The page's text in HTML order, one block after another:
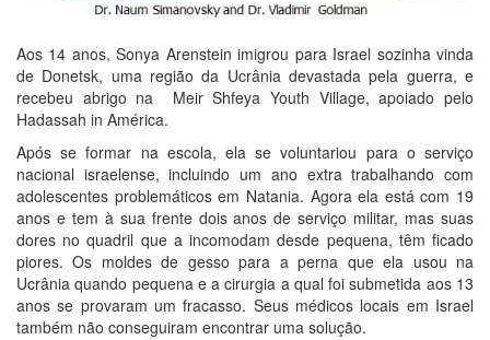
Aos 14 anos, Sonya Arenstein imigrou para Israel sozinha vinda
de Donetsk, uma região da Ucrânia devastada pela guerra, e
recebeu abrigo na Meir Shfeya Youth Village, apoiado pelo
Hadassah in América.
Após se formar na escola, ela se voluntariou para o serviço
nacional israelense, incluindo um ano extra trabalhando com
adolescentes problemáticos em Natania. Agora ela está com 19
anos e tem à sua frente dois anos de serviço militar, mas suas
dores no quadril que a incomodam desde pequena, têm ficado
piores. Os moldes de gesso para a perna que ela usou na
Ucrânia quando pequena e a cirurgia a qual foi submetida aos 13
anos se provaram um fracasso. Seus médicos locais em Israel
também não conseguiram encontrar uma solução.